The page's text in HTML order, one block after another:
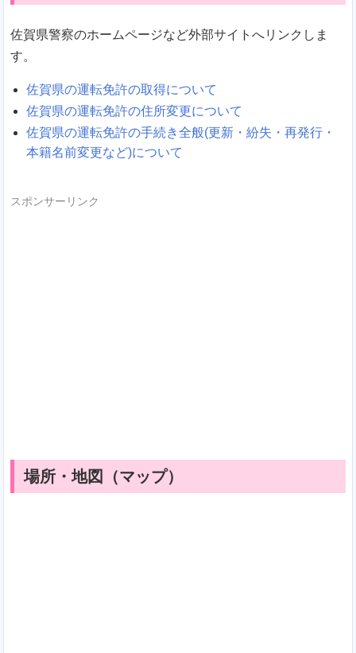
佐賀県警察のホームページなど外部サイトへリンクしま
す。
佐賀県の運転免許の取得について
佐賀県の運転免許の住所変更について
佐賀県の運転免許の手続き全般(更新・紛失・再発行・
本籍名前変更など)について
スポンサーリンク
場所・地図（マップ）